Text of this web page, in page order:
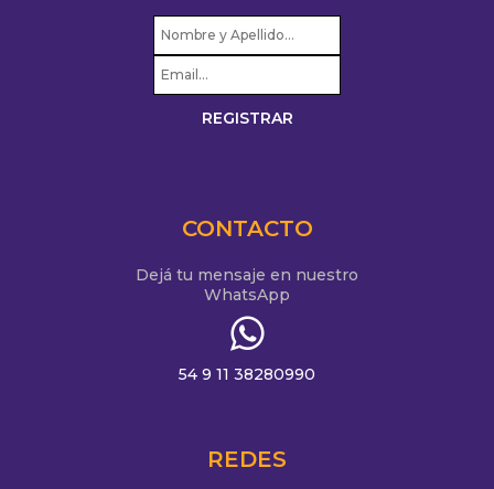
CONTACTO
Dejá tu mensaje en nuestro
WhatsApp
54 9 11 38280990
REDES